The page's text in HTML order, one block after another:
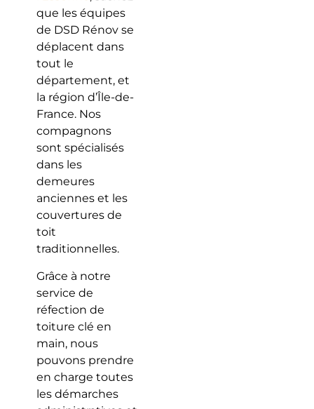
que les équipes
de DSD Rénov se
déplacent dans
tout le
département, et
la région d’Île-de-
France. Nos
compagnons
sont spécialisés
dans les
demeures
anciennes et les
couvertures de
toit
traditionnelles.
Grâce à notre
service de
réfection de
toiture clé en
main, nous
pouvons prendre
en charge toutes
les démarches